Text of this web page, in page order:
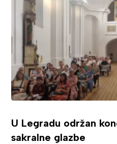
U Legradu održan
sakralne glazbe